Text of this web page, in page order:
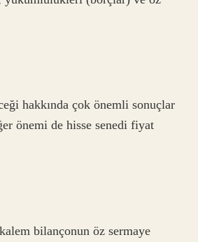
hakkında çok önemli sonuçlar
önemi de hisse senedi fiyat
bilançonun öz sermaye